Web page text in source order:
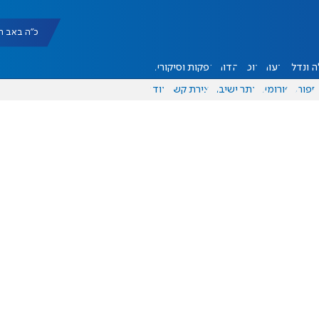
כ"ה באב תשפ"ו
ונדל"ן דעות אוכל יהדות הפקות וסיקורים
ספורט פורומים אתר ישיבה יצירת קשר עוד